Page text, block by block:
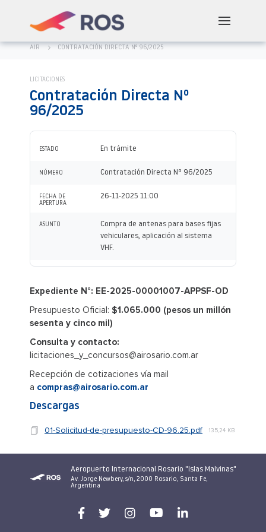
AIR CONTRATACIÓN DIRECTA Nº 96/2025
LICITACIONES
Contratación Directa Nº
96/2025
ESTADO En trámite
NÚMERO Contratación Directa Nº 96/2025
FECHA DE
APERTURA
26-11-2025 11:00
ASUNTO
Compra de antenas para bases fijas
vehiculares, aplicación al sistema
VHF.
Expediente N°: EE-2025-00001007-APPSF-OD
Presupuesto Oficial: $1.065.000 (pesos un millón
sesenta y cinco mil)
Consulta y contacto:
licitaciones_y_concursos@airosario.com.ar
Recepción de cotizaciones vía mail
a compras@airosario.com.ar
Descargas
01-Solicitud-de-presupuesto-CD-96.25.pdf 135,24 KB
Aeropuerto Internacional Rosario "Islas Malvinas"
Av. Jorge Newbery, s/n, 2000 Rosario, Santa Fe,
Argentina